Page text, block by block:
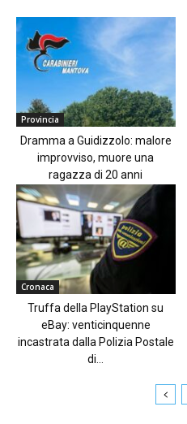
Provincia
Dramma a Guidizzolo: malore
improvviso, muore una
ragazza di 20 anni
Cronaca
Truffa della PlayStation su
eBay: venticinquenne
incastrata dalla Polizia Postale
di...